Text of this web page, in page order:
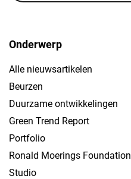
Onderwerp
Alle nieuwsartikelen
Beurzen
Duurzame ontwikkelingen
Green Trend Report
Portfolio
Ronald Moerings Foundation
Studio